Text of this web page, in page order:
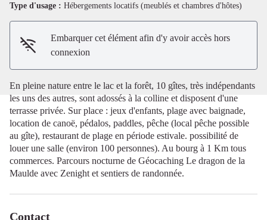
Voir l'image en plein écran
Type d'usage : Hébergements locatifs (meublés et chambres d'hôtes)
Embarquer cet élément afin d'y avoir accès hors
connexion
En pleine nature entre le lac et la forêt, 10 gîtes, très indépendants
les uns des autres, sont adossés à la colline et disposent d'une
terrasse privée. Sur place : jeux d'enfants, plage avec baignade,
location de canoë, pédalos, paddles, pêche (local pêche possible
au gîte), restaurant de plage en période estivale. possibilité de
louer une salle (environ 100 personnes). Au bourg à 1 Km tous
commerces. Parcours nocturne de Géocaching Le dragon de la
Maulde avec Zenight et sentiers de randonnée.
Contact